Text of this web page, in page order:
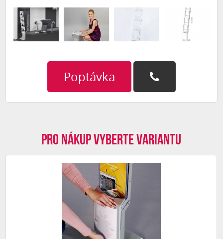
Poptávka
Pro nákup vyberte variantu